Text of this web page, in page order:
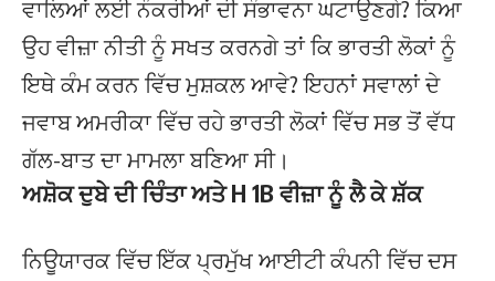
ਵਾਲਿਆਂ ਲਈ ਨੌਕਰੀਆਂ ਦੀ ਸੰਭਾਵਨਾ ਘਟਾਉਣਗੇ? ਕਿਆ
ਉਹ ਵੀਜ਼ਾ ਨੀਤੀ ਨੂੰ ਸਖਤ ਕਰਨਗੇ ਤਾਂ ਕਿ ਭਾਰਤੀ ਲੋਕਾਂ ਨੂੰ
ਇਥੇ ਕੰਮ ਕਰਨ ਵਿੱਚ ਮੁਸ਼ਕਲ ਆਵੇ? ਇਹਨਾਂ ਸਵਾਲਾਂ ਦੇ
ਜਵਾਬ ਅਮਰੀਕਾ ਵਿੱਚ ਰਹੇ ਭਾਰਤੀ ਲੋਕਾਂ ਵਿੱਚ ਸਭ ਤੋਂ ਵੱਧ
ਗੱਲ-ਬਾਤ ਦਾ ਮਾਮਲਾ ਬਣਿਆ ਸੀ।
ਅਸ਼ੋਕ ਦੁਬੇ ਦੀ ਚਿੰਤਾ ਅਤੇ H 1B ਵੀਜ਼ਾ ਨੂੰ ਲੈ ਕੇ ਸ਼ੱਕ
ਨਿਊਯਾਰਕ ਵਿੱਚ ਇੱਕ ਪ੍ਰਮੁੱਖ ਆਈਟੀ ਕੰਪਨੀ ਵਿੱਚ ਦਸ